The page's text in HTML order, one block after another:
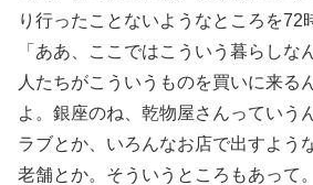
り行ったことないようなところを72
「ああ、ここではこういう暮らしな
人たちがこういうものを買いに来る
よ。銀座のね、乾物屋さんってい
ラブとか、いろんなお店で出すよう
老舗とか。そういうところもあって